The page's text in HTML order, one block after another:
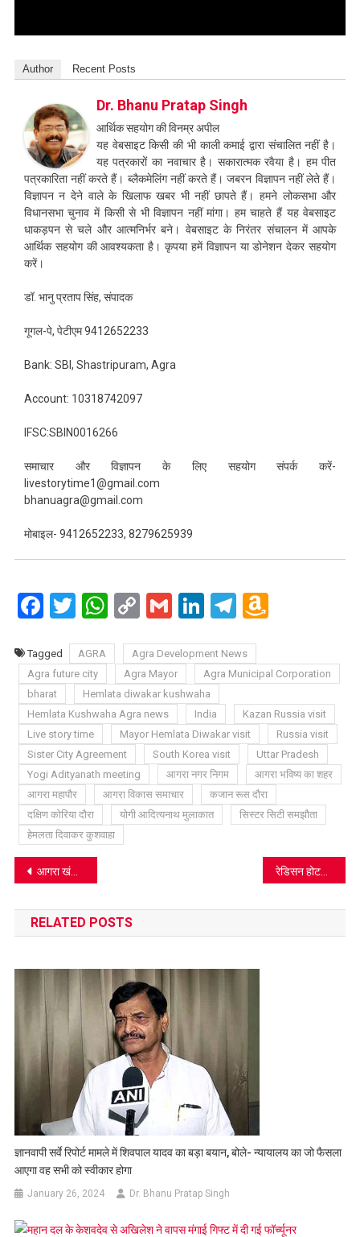
Author Recent Posts
Dr. Bhanu Pratap Singh
आर्थिक सहयोग की विनम्र अपील
यह वेबसाइट किसी की भी काली कमाई द्वारा संचालित नहीं है।
यह पत्रकारों का नवाचार है। सकारात्मक रवैया है। हम पीत
पत्रकारिता नहीं करते हैं। ब्लैकमेलिंग नहीं करते हैं। जबरन विज्ञापन नहीं लेते हैं।
विज्ञापन न देने वाले के खिलाफ खबर भी नहीं छापते हैं। हमने लोकसभा और
विधानसभा चुनाव में किसी से भी विज्ञापन नहीं मांगा। हम चाहते हैं यह वेबसाइट
धाकड़पन से चले और आत्मनिर्भर बने। वेबसाइट के निरंतर संचालन में आपके
आर्थिक सहयोग की आवश्यकता है। कृपया हमें विज्ञापन या डोनेशन देकर सहयोग
करें।
डॉ. भानु प्रताप सिंह, संपादक
गूगल-पे, पेटीएम 9412652233
Bank: SBI, Shastripuram, Agra
Account: 10318742097
IFSC:SBIN0016266
समाचार और विज्ञापन के लिए सहयोग संपर्क करें-
livestorytime1@gmail.com
bhanuagra@gmail.com
मोबाइल- 9412652233, 8279625939
Facebook
Twitter
WhatsApp
CopyGmailLinkedIn
Telegram
Amazon
List
Tagged AGRA
Agra Development News
Agra future city
Agra Mayor
Agra Municipal Corporation
bharat
Hemlata diwakar kushwaha
Hemlata Kushwaha Agra news
India
Kazan Russia visit
Live story time
Mayor Hemlata Diwakar visit
Russia visit
Sister City Agreement
South Korea visit
Uttar Pradesh
Yogi Adityanath meeting
आगरा नगर निगम
आगरा भविष्य का शहर
आगरा महापौर
आगरा विकास समाचार
कजान रूस दौरा
दक्षिण कोरिया दौरा
योगी आदित्यनाथ मुलाकात
सिस्टर सिटी समझौता
हेमलता दिवाकर कुशवाहा
Post
navigation
आगरा खंड शिक्षक निर्वाचन क्षेत्र 2026: क्रिकेटर-शिक्षक तपेश शर्मा की नई पारी
RELATED POSTS
ज्ञानवापी सर्वे रिपोर्ट मामले में शिवपाल यादव का बड़ा बयान, बोले- न्यायालय का जो फैसला
आएगा वह सभी को स्वीकार होगा
January 26, 2024 Dr. Bhanu Pratap Singh